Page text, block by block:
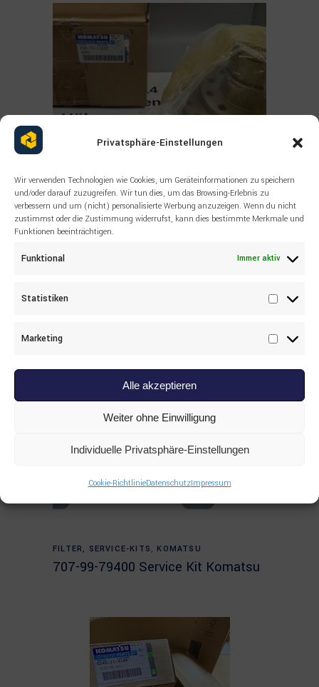
Privatsphäre-Einstellungen
Wir verwenden Technologien wie Cookies, um Geräteinformationen zu speichern
und/oder darauf zuzugreifen. Wir tun dies, um das Browsing-Erlebnis zu
verbessern und um (nicht) personalisierte Werbung anzuzeigen. Wenn du nicht
zustimmst oder die Zustimmung widerrufst, kann dies bestimmte Merkmale und
Funktionen beeinträchtigen.
Funktional Immer aktiv
Statistiken
Marketing
Alle akzeptieren
Weiter ohne Einwilligung
Individuelle Privatsphäre-Einstellungen
Cookie-RichtlinieDatenschutzImpressum
23H-13-11530 Komatsu Boss
Read more
FILTER, SERVICE-KITS , KOMATSU
707-99-79400 Service Kit Komatsu